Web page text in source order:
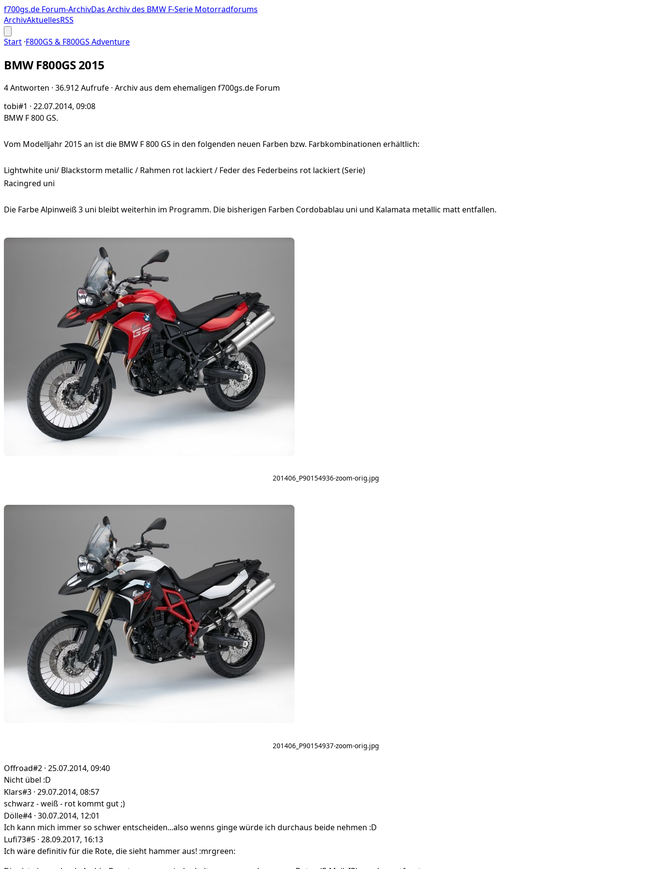
f700gs.de Forum-ArchivDas Archiv des BMW F-Serie Motorradforums
ArchivAktuellesRSS
Start ·F800GS & F800GS Adventure
BMW F800GS 2015
4 Antworten · 36.912 Aufrufe · Archiv aus dem ehemaligen f700gs.de Forum
tobi#1 · 22.07.2014, 09:08
BMW F 800 GS.
Vom Modelljahr 2015 an ist die BMW F 800 GS in den folgenden neuen Farben bzw. Farbkombinationen erhältlich:
Lightwhite uni/ Blackstorm metallic / Rahmen rot lackiert / Feder des Federbeins rot lackiert (Serie)
Racingred uni
Die Farbe Alpinweiß 3 uni bleibt weiterhin im Programm. Die bisherigen Farben Cordobablau uni und Kalamata metallic matt entfallen.
201406_P90154936-zoom-orig.jpg
201406_P90154937-zoom-orig.jpg
Offroad#2 · 25.07.2014, 09:40
Nicht übel :D
Klars#3 · 29.07.2014, 08:57
schwarz - weiß - rot kommt gut ;)
Dölle#4 · 30.07.2014, 12:01
Ich kann mich immer so schwer entscheiden...also wenns ginge würde ich durchaus beide nehmen :D
Lufi73#5 · 28.09.2017, 16:13
Ich wäre definitiv für die Rote, die sieht hammer aus! :mrgreen: